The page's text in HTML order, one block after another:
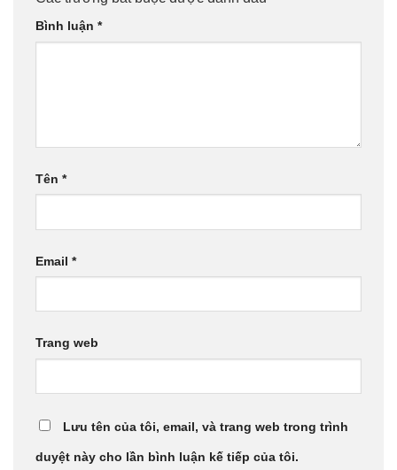
Bình luận *
Tên *
Email *
Trang web
Lưu tên của tôi, email, và trang web trong trình
duyệt này cho lần bình luận kế tiếp của tôi.